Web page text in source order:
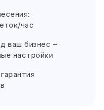
ваш бизнес –
настройки
час